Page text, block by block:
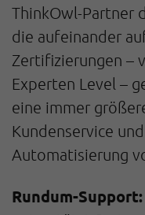
ThinkOwl-Partner
die aufeinander
Zertifizierungen –
Experten Level –
eine immer
Kundenservice
Automatisierung
Rundum-Support: